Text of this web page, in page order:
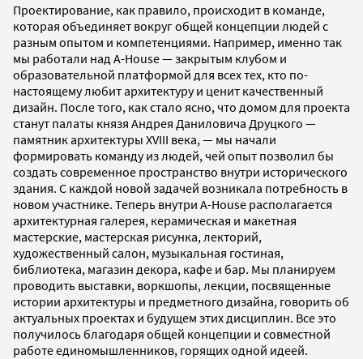
Проектирование, как правило, происходит в команде,
которая объединяет вокруг общей концепции людей с
разным опытом и компетенциями. Например, именно так
мы работали над A-House — закрытым клубом и
образовательной платформой для всех тех, кто по-
настоящему любит архитектуру и ценит качественный
дизайн. После того, как стало ясно, что домом для проекта
станут палаты князя Андрея Даниловича Друцкого —
памятник архитектуры XVIII века, — мы начали
формировать команду из людей, чей опыт позволил бы
создать современное пространство внутри исторического
здания. С каждой новой задачей возникала потребность в
новом участнике. Теперь внутри A-House располагается
архитектурная галерея, керамическая и макетная
мастерские, мастерская рисунка, лекторий,
художественный салон, музыкальная гостиная,
библиотека, магазин декора, кафе и бар. Мы планируем
проводить выставки, воркшопы, лекции, посвященные
истории архитектуры и предметного дизайна, говорить об
актуальных проектах и будущем этих дисциплин. Все это
получилось благодаря общей концепции и совместной
работе единомышленников, горящих одной идеей.